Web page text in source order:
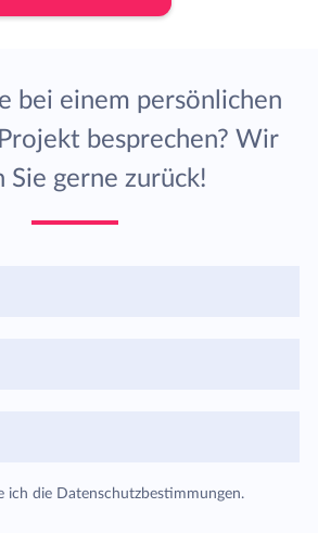
bei einem persönlichen
besprechen? Wir
Sie gerne zurück!
ich die Datenschutzbestimmungen.